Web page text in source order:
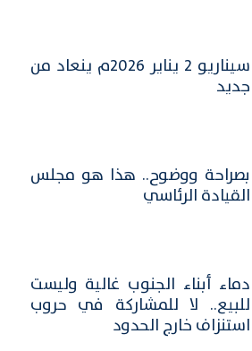
سيناريو 2 يناير 2026م ينعاد من
جديد
بصراحة ووضوح.. هذا هو مجلس
القيادة الرئاسي
​دماء أبناء الجنوب غالية وليست
للبيع.. لا للمشاركة في حروب
استنزاف خارج الحدود